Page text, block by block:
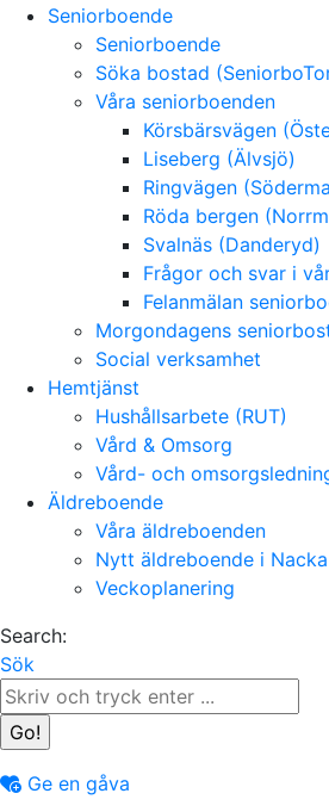
Seniorboende
Seniorboende
Söka bostad
Våra seniorboenden
Körsbärsvägen
Liseberg (Älvsjö)
Ringvägen
Röda bergen
Svalnäs (Danderyd)
Frågor och svar i
Felanmälan
Morgondagens
Social verksamhet
Hemtjänst
Hushållsarbete (RUT)
Vård & Omsorg
Vård- och
Äldreboende
Våra äldreboenden
Nytt äldreboende i
Veckoplanering
Search:
Sök
Ge en gåva